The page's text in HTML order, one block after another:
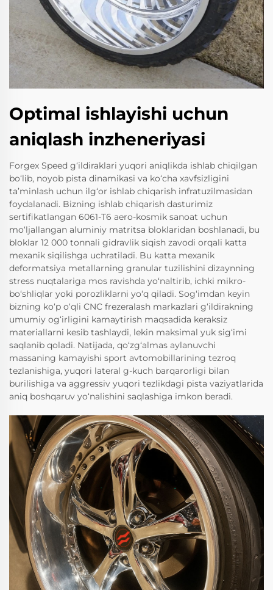
Optimal ishlayishi uchun
aniqlash inzheneriyasi
Forgex Speed g‘ildiraklari yuqori aniqlikda ishlab chiqilgan
bo‘lib, noyob pista dinamikasi va ko‘cha xavfsizligini
ta’minlash uchun ilg‘or ishlab chiqarish infratuzilmasidan
foydalanadi. Bizning ishlab chiqarish dasturimiz
sertifikatlangan 6061-T6 aero-kosmik sanoat uchun
mo‘ljallangan aluminiy matritsa bloklaridan boshlanadi, bu
bloklar 12 000 tonnali gidravlik siqish zavodi orqali katta
mexanik siqilishga uchratiladi. Bu katta mexanik
deformatsiya metallarning granular tuzilishini dizaynning
stress nuqtalariga mos ravishda yo‘naltirib, ichki mikro-
bo‘shliqlar yoki porozliklarni yo‘q qiladi. Sog‘imdan keyin
bizning ko‘p o‘qli CNC frezeralash markazlari g‘ildirakning
umumiy og‘irligini kamaytirish maqsadida keraksiz
materiallarni kesib tashlaydi, lekin maksimal yuk sig‘imi
saqlanib qoladi. Natijada, qo‘zg‘almas aylanuvchi
massaning kamayishi sport avtomobillarining tezroq
tezlanishiga, yuqori lateral g-kuch barqarorligi bilan
burilishiga va aggressiv yuqori tezlikdagi pista vaziyatlarida
aniq boshqaruv yo‘nalishini saqlashiga imkon beradi.